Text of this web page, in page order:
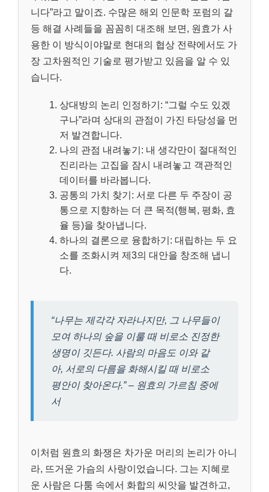
니다”라고 말이죠. 수많은 해외 인문학 포럼의 갈
등 해결 사례들을 꼼꼼히 대조해 보면, 원효가 사
용한 이 방식이야말로 현대의 협상 전략에서도 가
장 고차원적인 기술로 평가받고 있음을 알 수 있
습니다.
상대방의 논리 인정하기: “그럴 수도 있겠
구나”라며 상대의 관점이 가진 타당성을 먼
저 발견합니다.
나의 관점 내려놓기: 내 생각만이 절대적인
진리라는 고집을 잠시 내려놓고 객관적인
데이터를 바라봅니다.
공통의 가치 찾기: 서로 다른 두 주장이 공
통으로 지향하는 더 큰 목적(행복, 평화, 효
율 등)을 찾아냅니다.
하나의 결론으로 융합하기: 대립하는 두 요
소를 조화시켜 제3의 대안을 창조해 냅니
다.
“나무는 제각각 자라나지만, 그 나무들이
모여 하나의 숲을 이룰 때 비로소 진정한
생명이 깃든다. 사람의 마음도 이와 같
아, 서로의 다름을 화해시킬 때 비로소
평안이 찾아온다.” – 원효의 가르침 중에
서
이처럼 원효의 화쟁은 차가운 머리의 논리가 아니
라, 뜨거운 가슴의 사랑이었습니다. 그는 지혜로
운 사람은 다툼 속에서 화합의 씨앗을 발견하고,